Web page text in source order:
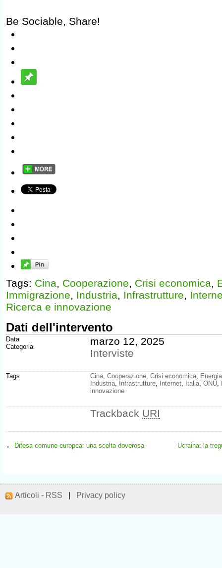
Be Sociable, Share!
Tags: Cina, Cooperazione, Crisi economica,
Immigrazione, Industria, Infrastrutture,
Ricerca e innovazione
Dati dell'intervento
Data
Categoria
marzo 12, 2025
Interviste
Tags Cina, Cooperazione, Crisi economica, Energia
Industria, Infrastrutture, Internet, Italia, ONU,
innovazione
Trackback URI
← Difesa comune europea: una scelta doverosa Ucraina: la
Articoli - RSS Privacy policy